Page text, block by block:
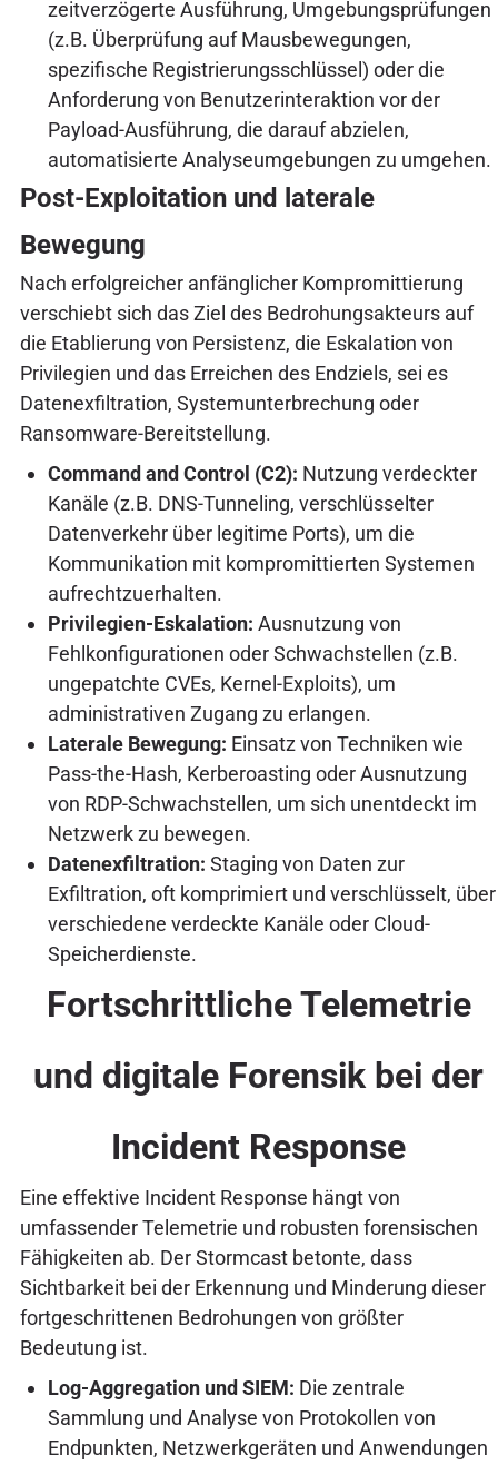
zeitverzögerte Ausführung, Umgebungsprüfungen
(z.B. Überprüfung auf Mausbewegungen,
spezifische Registrierungsschlüssel) oder die
Anforderung von Benutzerinteraktion vor der
Payload-Ausführung, die darauf abzielen,
automatisierte Analyseumgebungen zu umgehen.
Post-Exploitation und laterale
Bewegung
Nach erfolgreicher anfänglicher Kompromittierung
verschiebt sich das Ziel des Bedrohungsakteurs auf
die Etablierung von Persistenz, die Eskalation von
Privilegien und das Erreichen des Endziels, sei es
Datenexfiltration, Systemunterbrechung oder
Ransomware-Bereitstellung.
Command and Control (C2): Nutzung verdeckter
Kanäle (z.B. DNS-Tunneling, verschlüsselter
Datenverkehr über legitime Ports), um die
Kommunikation mit kompromittierten Systemen
aufrechtzuerhalten.
Privilegien-Eskalation: Ausnutzung von
Fehlkonfigurationen oder Schwachstellen (z.B.
ungepatchte CVEs, Kernel-Exploits), um
administrativen Zugang zu erlangen.
Laterale Bewegung: Einsatz von Techniken wie
Pass-the-Hash, Kerberoasting oder Ausnutzung
von RDP-Schwachstellen, um sich unentdeckt im
Netzwerk zu bewegen.
Datenexfiltration: Staging von Daten zur
Exfiltration, oft komprimiert und verschlüsselt, über
verschiedene verdeckte Kanäle oder Cloud-
Speicherdienste.
Fortschrittliche Telemetrie
und digitale Forensik bei der
Incident Response
Eine effektive Incident Response hängt von
umfassender Telemetrie und robusten forensischen
Fähigkeiten ab. Der Stormcast betonte, dass
Sichtbarkeit bei der Erkennung und Minderung dieser
fortgeschrittenen Bedrohungen von größter
Bedeutung ist.
Log-Aggregation und SIEM: Die zentrale
Sammlung und Analyse von Protokollen von
Endpunkten, Netzwerkgeräten und Anwendungen